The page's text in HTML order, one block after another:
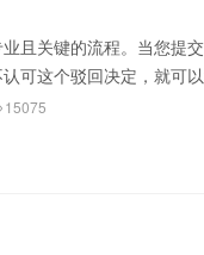
关键的流程。当您提
可这个驳回决定，就可以
15075